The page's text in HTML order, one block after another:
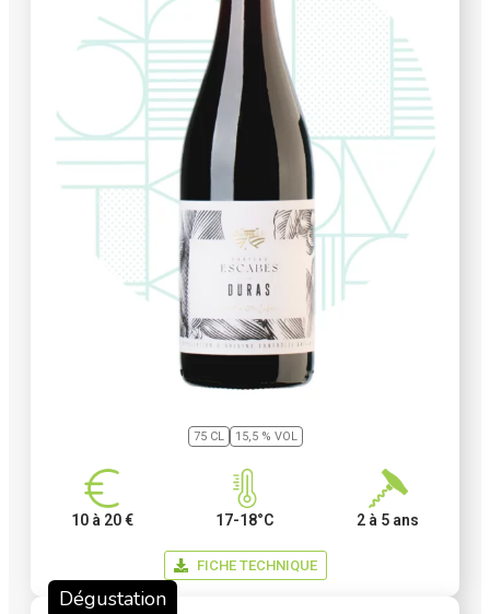
75 CL 15,5 % VOL
10 à 20 € 17-18°C 2 à 5 ans
FICHE TECHNIQUE
Dégustation